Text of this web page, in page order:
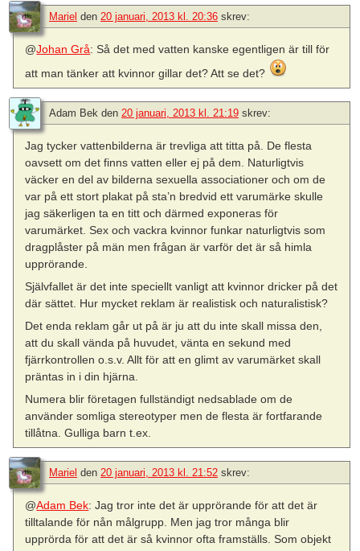
Mariel den 20 januari, 2013 kl. 20:36 skrev:
@Johan Grå: Så det med vatten kanske egentligen är till för
att man tänker att kvinnor gillar det? Att se det?
Adam Bek den 20 januari, 2013 kl. 21:19 skrev:
Jag tycker vattenbilderna är trevliga att titta på. De flesta
oavsett om det finns vatten eller ej på dem. Naturligtvis
väcker en del av bilderna sexuella associationer och om de
var på ett stort plakat på sta’n bredvid ett varumärke skulle
jag säkerligen ta en titt och därmed exponeras för
varumärket. Sex och vackra kvinnor funkar naturligtvis som
dragplåster på män men frågan är varför det är så himla
upprörande.
Självfallet är det inte speciellt vanligt att kvinnor dricker på det
där sättet. Hur mycket reklam är realistisk och naturalistisk?
Det enda reklam går ut på är ju att du inte skall missa den,
att du skall vända på huvudet, vänta en sekund med
fjärrkontrollen o.s.v. Allt för att en glimt av varumärket skall
präntas in i din hjärna.
Numera blir företagen fullständigt nedsablade om de
använder somliga stereotyper men de flesta är fortfarande
tillåtna. Gulliga barn t.ex.
Mariel den 20 januari, 2013 kl. 21:52 skrev:
@Adam Bek: Jag tror inte det är upprörande för att det är
tilltalande för nån målgrupp. Men jag tror många blir
upprörda för att det är så kvinnor ofta framställs. Som objekt